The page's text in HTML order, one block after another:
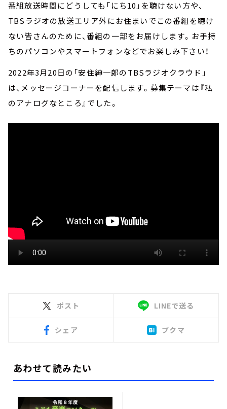
番組放送時間にどうしても「にち10」を聴けない方や、
TBSラジオの放送エリア外にお住まいでこの番組を聴け
ない皆さんのために、番組の一部をお届けします。お手持
ちのパソコンやスマートフォンなどでお楽しみ下さい！
2022年3月20日の「安住紳一郎のTBSラジオクラウド」
は、メッセージコーナーを配信します。募集テーマは『私
のアナログなところ』でした。
ポスト LINEで送る
シェア ブクマ
あわせて読みたい